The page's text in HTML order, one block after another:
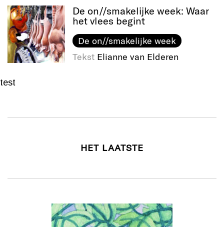
De on//smakelijke week: Waar
het vlees begint
De on//smakelijke week
Tekst Elianne van Elderen
test
HET LAATSTE